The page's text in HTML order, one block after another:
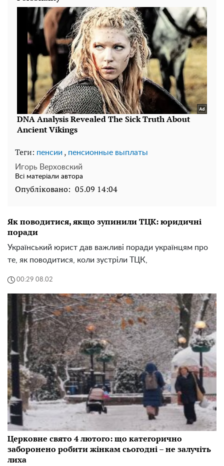
Теги: пенсии , пенсионные выплаты
Игорь Верховский
Всі матеріали автора
Опубліковано: 05.09 14:04
Як поводитися, якщо зупинили ТЦК: юридичні
поради
Український юрист дав важливі поради українцям про
те, як поводитися, коли зустріли ТЦК,
00:29 08.02
Церковне свято 4 лютого: що категорично
заборонено робити жінкам сьогодні – не залучіть
лиха